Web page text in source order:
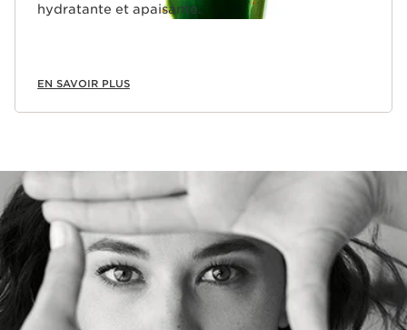
hydratante et apaisante.
EN SAVOIR PLUS